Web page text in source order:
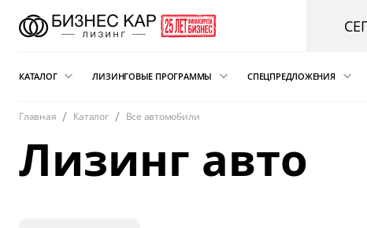
КАТАЛОГ
Новые автомобили
Автомобили с пробегом
ЛИЗИНГОВЫЕ ПРОГРАММЫ
Финансовый лизинг
Операционная аренда
СПЕЦПРЕДЛОЖЕНИЯ
Сателлит
Главная Каталог Все автомобили
Лизинг авто